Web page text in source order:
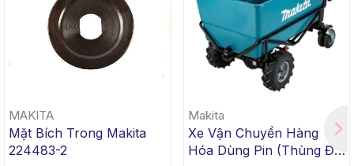
MAKITA
Mặt Bích Trong Makita
224483-2
Makita
Xe Vận Chuyển Hàng
Hóa Dùng Pin (Thùng Đế